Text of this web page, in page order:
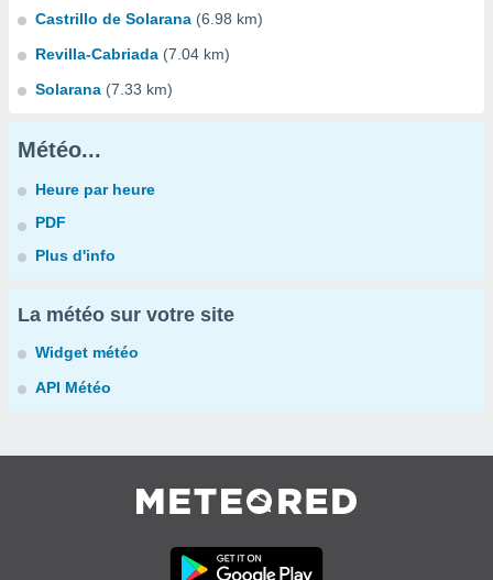
Castrillo de Solarana (6.98 km)
Revilla-Cabriada (7.04 km)
Solarana (7.33 km)
Météo...
Heure par heure
PDF
Plus d'info
La météo sur votre site
Widget météo
API Météo